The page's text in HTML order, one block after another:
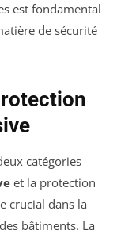
est fondamental
de sécurité
catégories
et la protection
crucial dans la
bâtiments. La